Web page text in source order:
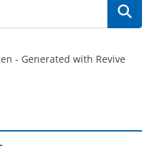
- Generated with Revive